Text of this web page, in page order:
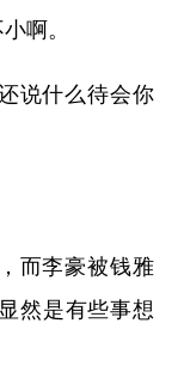
啊。
说什么待会你
而李豪被钱雅
然是有些事想